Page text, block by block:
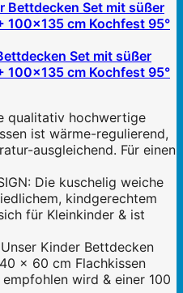
Set mit süßer
cm Kochfest 95°
qualitativ hochwertige
ist wärme-regulierend,
ausgleichend. Für einen
Die kuschelig weiche
kindgerechtem
für Kleinkinder & ist
Unser Kinder Bettdecken
x 60 cm Flachkissen
wird & einer 100